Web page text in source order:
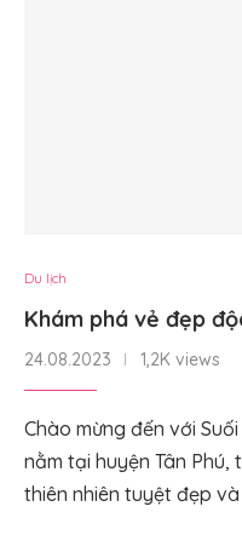
Du lịch
Khám phá vẻ đẹp
24.08.2023 1,2K views
Chào mừng đến với
nằm tại huyện Tân
thiên nhiên tuyệt đẹp